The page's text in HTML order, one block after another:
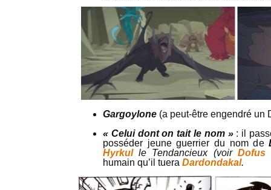
Gargoylone (a peut-être engendré un
« Celui dont on tait le nom »: il
posséder jeune guerrier du nom de
Hyrkul le Tendancieux (voir Dofus
humain qu’il tuera Dardondakal.